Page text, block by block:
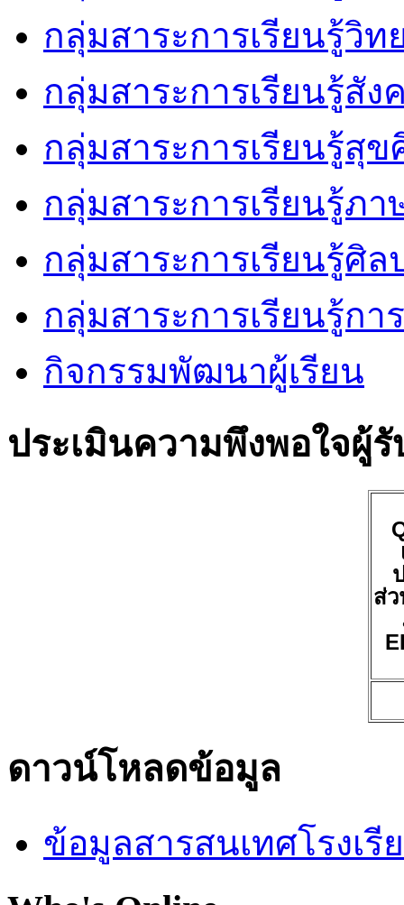
กลุ่มสาระการเรียนรู้วิท
กลุ่มสาระการเรียนรู้สัง
กลุ่มสาระการเรียนรู้สุ
กลุ่มสาระการเรียนรู้ภา
กลุ่มสาระการเรียนรู้ศิล
กลุ่มสาระการเรียนรู้กา
กิจกรรมพัฒนาผู้เรียน
ประเมินความพึงพอใจผู้รั
ส่ว
ดาวน์โหลดข้อมูล
ข้อมูลสารสนเทศโรงเรี